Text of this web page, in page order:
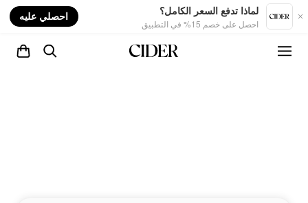
لماذا تدفع السعر الكامل؟
احصل على خصم 15% في التطبيق
احصلي عليه